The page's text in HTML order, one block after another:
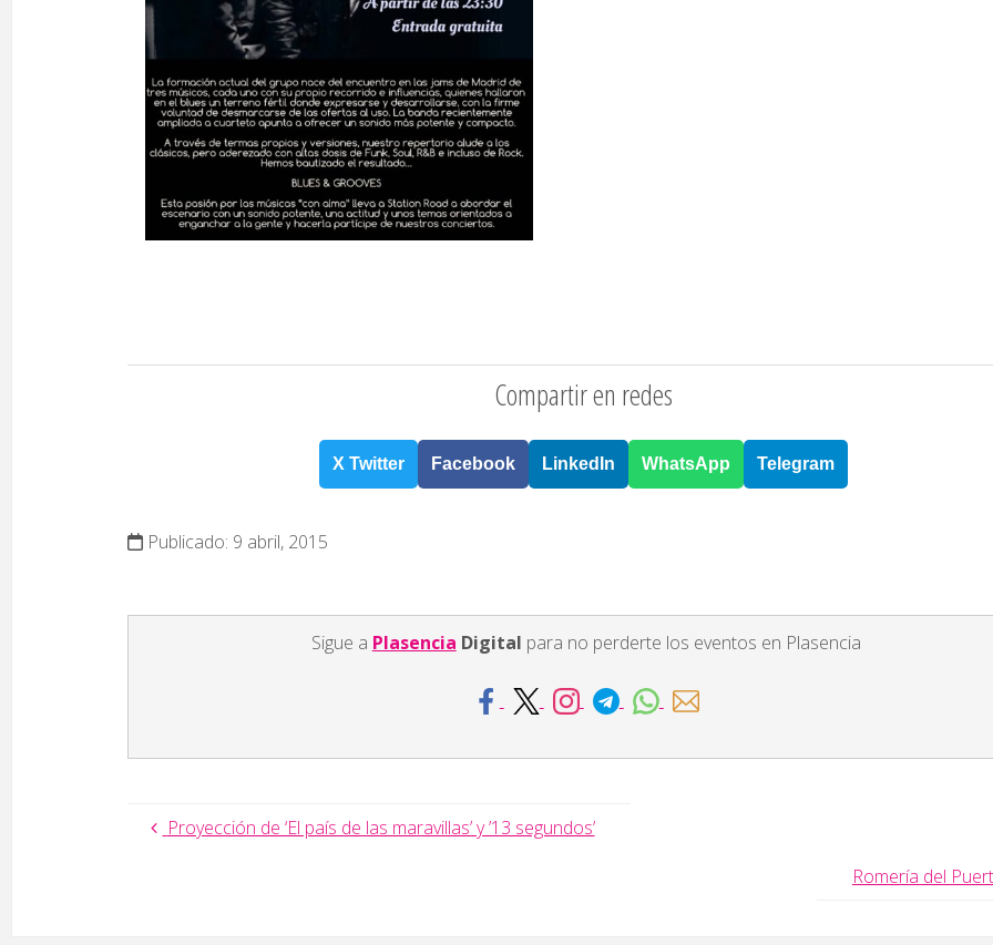
Compartir en redes
X Twitter Facebook LinkedIn WhatsApp Telegram
Publicado: 9 abril, 2015
Sigue a Plasencia Digital para no perderte los eventos en Plasencia
Proyección de ‘El país de las maravillas’ y ’13 segundos’
Romería del